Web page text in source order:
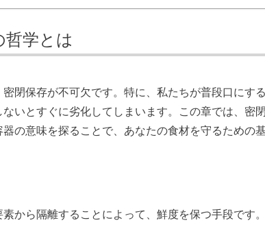
哲学とは
閉保存が不可欠です。特に、私たちが普段口にす
いとすぐに劣化してしまいます。この章では、密
の意味を探ることで、あなたの食材を守るための
から隔離することによって、鮮度を保つ手段です